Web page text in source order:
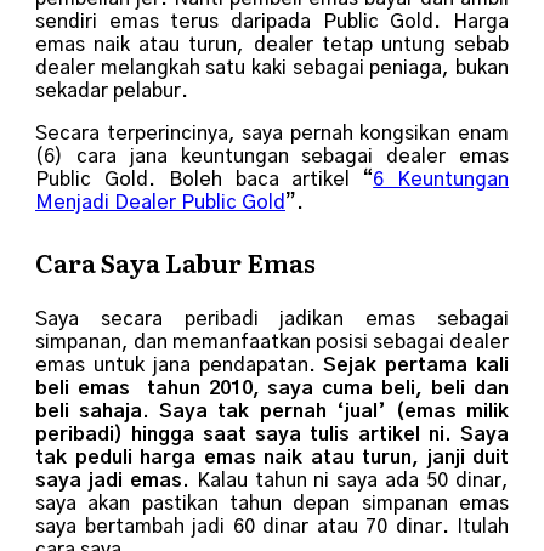
sendiri emas terus daripada Public Gold. Harga
emas naik atau turun, dealer tetap untung sebab
dealer melangkah satu kaki sebagai peniaga, bukan
sekadar pelabur.
Secara terperincinya, saya pernah kongsikan enam
(6) cara jana keuntungan sebagai dealer emas
Public Gold. Boleh baca artikel “6 Keuntungan
Menjadi Dealer Public Gold ”.
Cara Saya Labur Emas
Saya secara peribadi jadikan emas sebagai
simpanan, dan memanfaatkan posisi sebagai dealer
emas untuk jana pendapatan.Sejak pertama kali
beli emas tahun 2010, saya cuma beli, beli dan
beli sahaja. Saya tak pernah ‘jual’ (emas milik
peribadi) hingga saat saya tulis artikel ni. Saya
tak peduli harga emas naik atau turun, janji duit
saya jadi emas.
Kalau tahun ni saya ada 50 dinar,
saya akan pastikan tahun depan simpanan emas
saya bertambah jadi 60 dinar atau 70 dinar. Itulah